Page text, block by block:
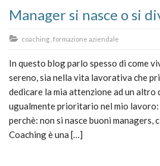
Manager si nasce o si
coaching formazione aziendale
In questo blog parlo spesso di come
sereno, sia nella vita lavorativa che
dedicare la mia attenzione ad un altro
ugualmente prioritario nel mio lavoro:
perchè: non si nasce buoni
Coaching è una […]